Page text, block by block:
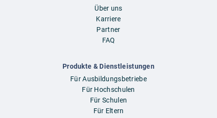
Über uns
Karriere
Partner
FAQ
Produkte & Dienstleistungen
Für Ausbildungsbetriebe
Für Hochschulen
Für Schulen
Für Eltern